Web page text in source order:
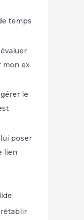
temps
mon ex
le
poser
lien
rétablir